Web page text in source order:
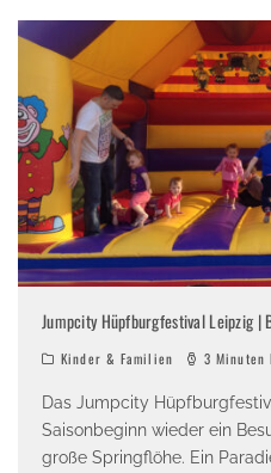
Jumpcity Hüpfburgfestival Leipzig
Kinder & Familien 3 Minuten
Das Jumpcity
Saisonbeginn wieder ein
große Springflöhe. Ein